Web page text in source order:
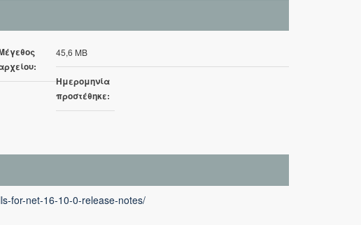
45,6 MB
Ημερομηνία
προστέθηκε:
for-net-16-10-0-release-notes/